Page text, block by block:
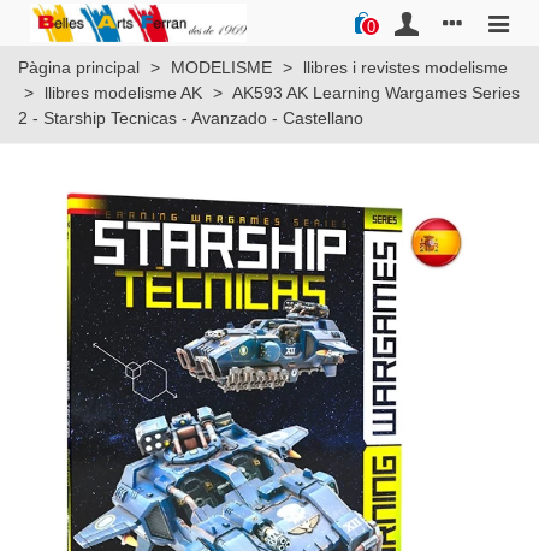
0
Pàgina principal > MODELISME >
llibres i revistes modelisme
>
llibres modelisme AK > AK593 AK Learning Wargames Series
2 - Starship Tecnicas - Avanzado - Castellano